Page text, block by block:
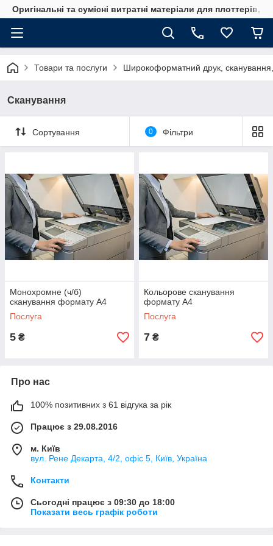
Оригінальні та сумісні витратні матеріали для плоттерів,
Товари та послуги Широкоформатний друк,
Сканування
Сортування 0 Фільтри
Монохромне (ч/б)
сканування формату А4
Послуга
5 ₴
Кольорове сканування
формату А4
Послуга
7 ₴
Про нас
100% позитивних з 61 відгука за рік
Працює з 29.08.2016
м. Київ
вул. Рене Декарта, 4/2, офіс 5, Київ, Україна
Контакти
Сьогодні працює з 09:30 до 18:00
Показати весь графік роботи